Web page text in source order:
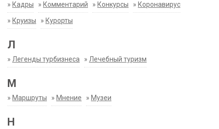
» Кадры » Комментарий » Конкурсы » Коронавирус
» Круизы » Курорты
Л
» Легенды турбизнеса » Лечебный туризм
М
» Маршруты » Мнение » Музеи
Н